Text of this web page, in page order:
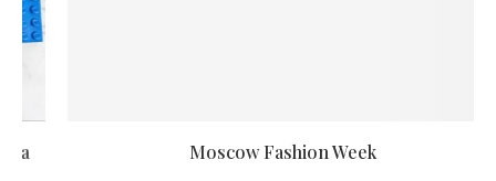
Moscow Fashion Week